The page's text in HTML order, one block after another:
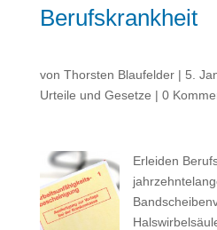
Berufskrankheit
von Thorsten Blaufelder| 5.
Urteile und Gesetze | 0
Erleiden